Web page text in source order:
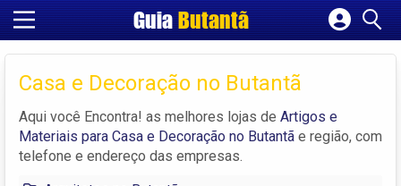
GuiaButantã
Cadastrar empresa
Criar conta
Casa e Decoração no Butantã
Aqui você Encontra! as melhores lojas de Artigos e
Materiais para Casa e Decoração no Butantã e região, com
telefone e endereço das empresas.